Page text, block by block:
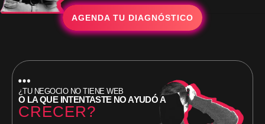
AGENDA TU DIAGNÓSTICO
¿TU NEGOCIO NO TIENE WEB
O LA QUE INTENTASTE NO AYUDÓ A
CRECER?